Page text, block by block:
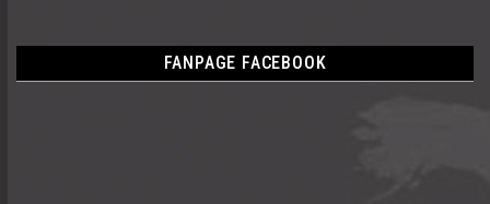
FANPAGE FACEBOOK